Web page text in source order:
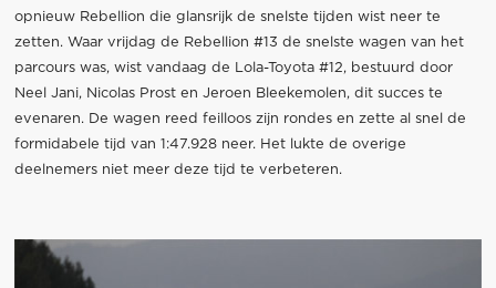
opnieuw Rebellion die glansrijk de snelste tijden wist neer te
zetten. Waar vrijdag de Rebellion #13 de snelste wagen van het
parcours was, wist vandaag de Lola-Toyota #12, bestuurd door
Neel Jani, Nicolas Prost en Jeroen Bleekemolen, dit succes te
evenaren. De wagen reed feilloos zijn rondes en zette al snel de
formidabele tijd van 1:47.928 neer. Het lukte de overige
deelnemers niet meer deze tijd te verbeteren.